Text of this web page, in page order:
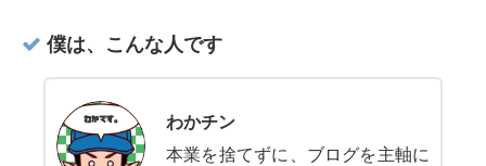
僕は、こんな人です
わかチン
本業を捨てずに、ブログを主軸に